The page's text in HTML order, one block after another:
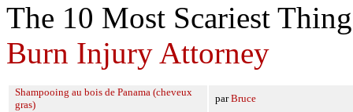
The 10 Most Scariest
Burn Injury Attorney
Shampooing au bois de Panama (cheveux
gras)
parBruce